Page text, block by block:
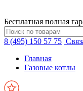
Бесплатная полная
8 (495) 150 57 75
Главная
Газовые котлы